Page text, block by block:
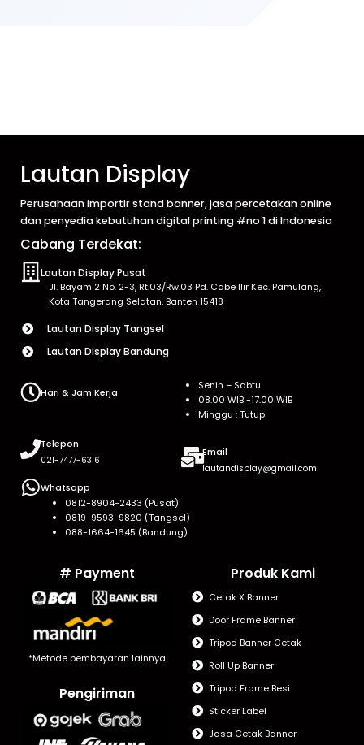
Lautan Display
Perusahaan importir stand banner, jasa percetakan online
dan penyedia kebutuhan digital printing #no 1 di Indonesia
Cabang Terdekat:
Lautan Display Pusat
Jl. Bayam 2 No. 2-3, Rt.03/Rw.03 Pd. Cabe Ilir Kec. Pamulang,
Kota Tangerang Selatan, Banten 15418
Lautan Display Tangsel
Lautan Display Bandung
Hari & Jam Kerja
Senin – Sabtu
08.00 WIB -17.00 WIB
Minggu : Tutup
Telepon
021-7477-6316
Email
lautandisplay@gmail.com
Whatsapp
0812-8904-2433 (Pusat)
0819-9593-9820 (Tangsel)
088-1664-1645 (Bandung)
# Payment
*Metode pembayaran lainnya
Pengiriman
Produk Kami
Cetak X Banner
Door Frame Banner
Tripod Banner Cetak
Roll Up Banner
Tripod Frame Besi
Sticker Label
Jasa Cetak Banner